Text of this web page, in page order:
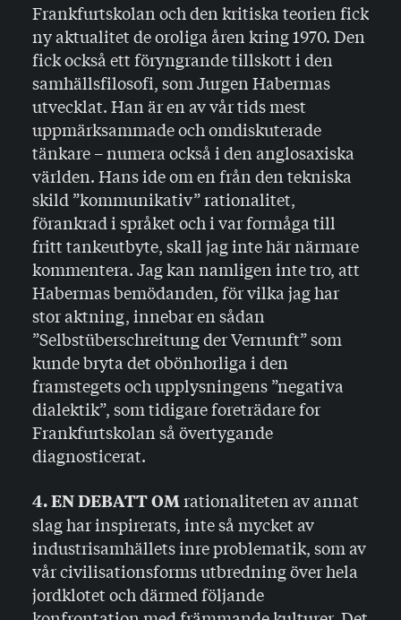
Frankfurtskolan och den kritiska teorien fick
ny aktuali­tet de oroliga åren kring 1970. Den
fick också ett föryngrande tillskott i den
samhällsfilosofi, som Jurgen Habermas
utvecklat. Han är en av vår tids mest
uppmärk­sammade och omdiskuterade
tänkare – numera också i den anglosaxiska
världen. Hans ide om en från den tekniska
skild ”kommunikativ” rationalitet,
förankrad i språket och i var formåga till
fritt tankeutbyte, skall jag inte här närmare
kommentera. Jag kan namligen inte tro, att
Habermas bemödanden, för vilka jag har
stor aktning, innebar en sådan
”Selbstüberschreitung der Vernunft” som
kunde bryta det obönhorliga i den
framstegets och upplys­ningens ”negativa
dialektik”, som tidigare foreträdare for
Frankfurtskolan så övertygande
diagnosticerat.
4. EN DEBATT OM rationaliteten av annat
slag har inspire­rats, inte så mycket av
industrisamhällets inre problematik, som av
vår civilisationsforms utbredning över hela
jordklo­tet och därmed följande